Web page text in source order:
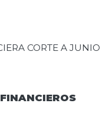
CORTE A JUNIO